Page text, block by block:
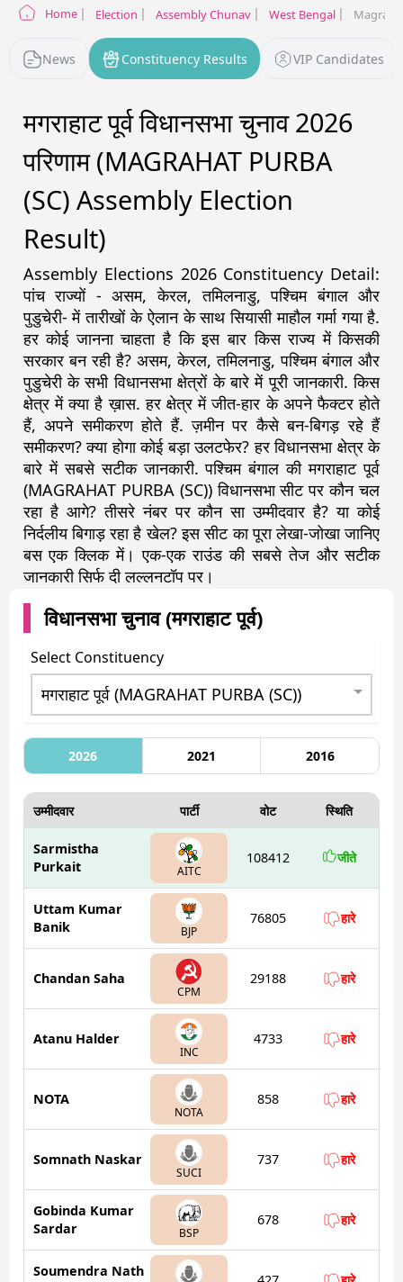
Home Election Assembly Chunav West Bengal
News Constituency Results VIP Candidates
मगराहाट पूर्व विधानसभा चुनाव 2026
परिणाम (MAGRAHAT PURBA
(SC) Assembly Election
Result)
Assembly Elections 2026 Constituency Detail:
पांच राज्यों - असम, केरल, तमिलनाडु, पश्चिम बंगाल और
पुडुचेरी- में तारीखों के ऐलान के साथ सियासी माहौल गर्मा गया है.
हर कोई जानना चाहता है कि इस बार किस राज्य में किसकी
सरकार बन रही है? असम, केरल, तमिलनाडु, पश्चिम बंगाल और
पुडुचेरी के सभी विधानसभा क्षेत्रों के बारे में पूरी जानकारी. किस
क्षेत्र में क्या है ख़ास. हर क्षेत्र में जीत-हार के अपने फैक्टर होते
हैं, अपने समीकरण होते हैं. ज़मीन पर कैसे बन-बिगड़ रहे हैं
समीकरण? क्या होगा कोई बड़ा उलटफेर? हर विधानसभा क्षेत्र के
बारे में सबसे सटीक जानकारी. पश्चिम बंगाल की मगराहाट पूर्व
(MAGRAHAT PURBA (SC)) विधानसभा सीट पर कौन चल
रहा है आगे? तीसरे नंबर पर कौन सा उम्मीदवार है? या कोई
निर्दलीय बिगाड़ रहा है खेल? इस सीट का पूरा लेखा-जोखा जानिए
बस एक क्लिक में। एक-एक राउंड की सबसे तेज और सटीक
जानकारी सिर्फ दी लल्लनटॉप पर।
विधानसभा चुनाव (मगराहाट पूर्व)
Select Constituency
2026 2021 2016
उम्मीदवार पार्टी वोट स्थिति
Sarmistha
Purkait
AITC
108412 जीते
Uttam Kumar
Banik
BJP
76805 हारे
Chandan Saha
CPM
29188 हारे
Atanu Halder
INC
4733 हारे
NOTA
NOTA
858 हारे
Somnath Naskar
SUCI
737 हारे
Gobinda Kumar
Sardar
BSP
678 हारे
Soumendra Nath